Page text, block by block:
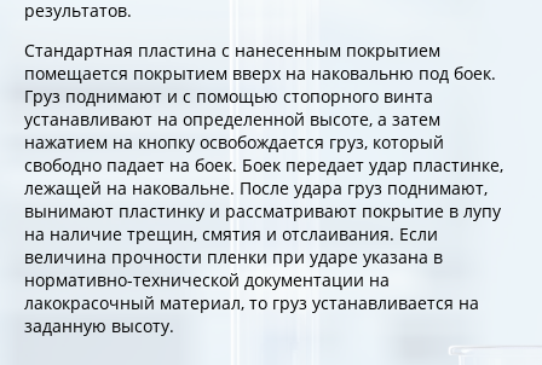
результатов.
Стандартная пластина с нанесенным покрытием
помещается покрытием вверх на наковальню под боек.
Груз поднимают и с помощью стопорного винта
устанавливают на определенной высоте, а затем
нажатием на кнопку освобождается груз, который
свободно падает на боек. Боек передает удар пластинке,
лежащей на наковальне. После удара груз поднимают,
вынимают пластинку и рассматривают покрытие в лупу
на наличие трещин, смятия и отслаивания. Если
величина прочности пленки при ударе указана в
нормативно-технической документации на
лакокрасочный материал, то груз устанавливается на
заданную высоту.